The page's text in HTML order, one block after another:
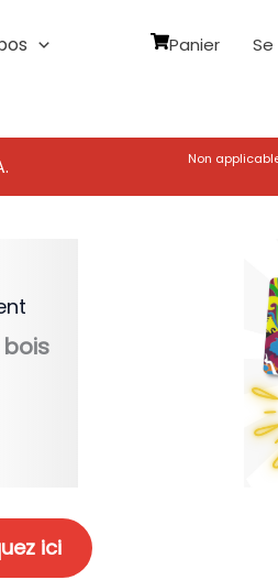
Panier
Non
ici